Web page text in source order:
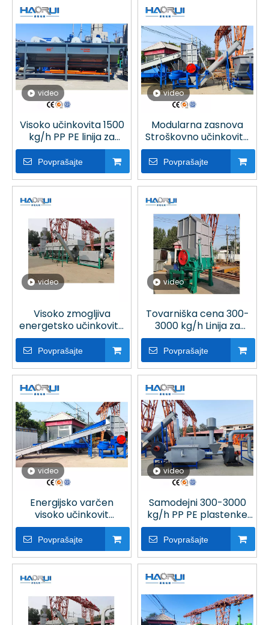
video
Visoko učinkovita 1500
kg/h PP PE linija za
pranje steklenic za
recikliranje plastike
Povprašajte
video
Modularna zasnova
Stroškovno učinkovito
visoko učinkovito čistilo
za plastične steklenice
PP PE z večstopenjskim
pranjem
Povprašajte
video
Visoko zmogljiva
energetsko učinkovita
avtomatizirana linija za
pranje steklenic PP PE z
vročim pranjem za
recikliranje plastike
Povprašajte
video
Tovarniška cena 300-
3000 kg/h Linija za
recikliranje plastičnih
steklenic v industrijski
poliester v obratu
Povprašajte
video
Energijsko varčen
visoko učinkovit
avtomatski
polipropilenski
polietilenski pralni stroj
z vročim pranjem
Povprašajte
video
Samodejni 300-3000
kg/h PP PE plastenke
stroji za recikliranje
plastike v obratu
Povprašajte